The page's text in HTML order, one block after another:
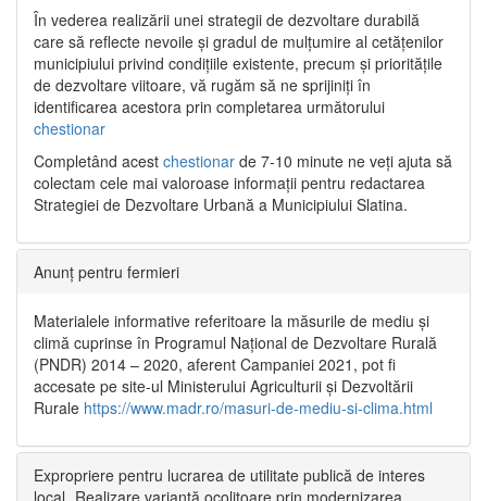
În vederea realizării unei strategii de dezvoltare durabilă
care să reflecte nevoile și gradul de mulțumire al cetățenilor
municipiului privind condițiile existente, precum și prioritățile
de dezvoltare viitoare, vă rugăm să ne sprijiniți în
identificarea acestora prin completarea următorului
chestionar
Completând acest chestionar de 7-10 minute ne veți ajuta să
colectam cele mai valoroase informații pentru redactarea
Strategiei de Dezvoltare Urbană a Municipiului Slatina.
Anunț pentru fermieri
Materialele informative referitoare la măsurile de mediu și
climă cuprinse în Programul Național de Dezvoltare Rurală
(PNDR) 2014 – 2020, aferent Campaniei 2021, pot fi
accesate pe site-ul Ministerului Agriculturii și Dezvoltării
Rurale https://www.madr.ro/masuri-de-mediu-si-clima.html
Expropriere pentru lucrarea de utilitate publică de interes